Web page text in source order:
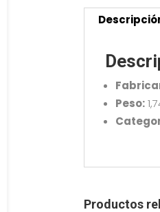
Peso:
Productos